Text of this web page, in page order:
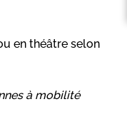
en théâtre selon
à mobilité